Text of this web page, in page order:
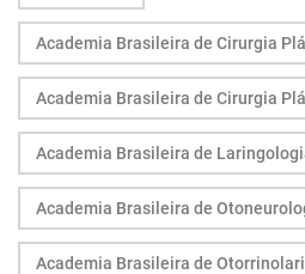
Academia Brasileira de Cirurgia
Academia Brasileira de Cirurgia
Academia Brasileira de
Academia Brasileira de
Academia Brasileira de